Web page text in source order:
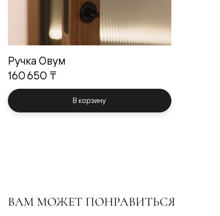
Ручка Овум
160 650 ₸
В корзину
ВАМ МОЖЕТ ПОНРАВИТЬСЯ